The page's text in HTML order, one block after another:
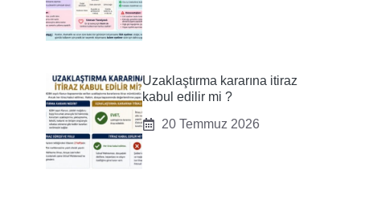
Uzaklaştırma kararına itiraz
kabul edilir mi ?
20 Temmuz 2026